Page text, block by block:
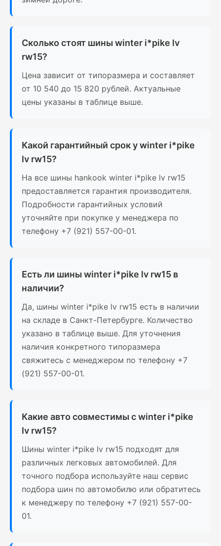
Сколько стоят шины winter i*pike lv
rw15?
Цена зависит от типоразмера и составляет
от 10 540 до 15 820 рублей. Актуальные
цены указаны в таблице выше.
Какой гарантийный срок у winter i*pike
lv rw15?
На все шины hankook winter i*pike lv rw15
предоставляется гарантия производителя.
Подробности гарантийных условий
уточняйте при покупке у менеджера по
телефону +7 (921) 557-00-01.
Есть ли шины winter i*pike lv rw15 в
наличии?
Да, шины winter i*pike lv rw15 есть в наличии
на складе в Санкт-Петербурге. Количество
указано в таблице выше. Для уточнения
наличия конкретного типоразмера
свяжитесь с менеджером по телефону +7
(921) 557-00-01.
Какие авто совместимы с winter i*pike
lv rw15?
Шины winter i*pike lv rw15 подходят для
различных легковых автомобилей. Для
точного подбора используйте наш сервис
подбора шин по автомобилю или обратитесь
к менеджеру по телефону +7 (921) 557-00-
01.